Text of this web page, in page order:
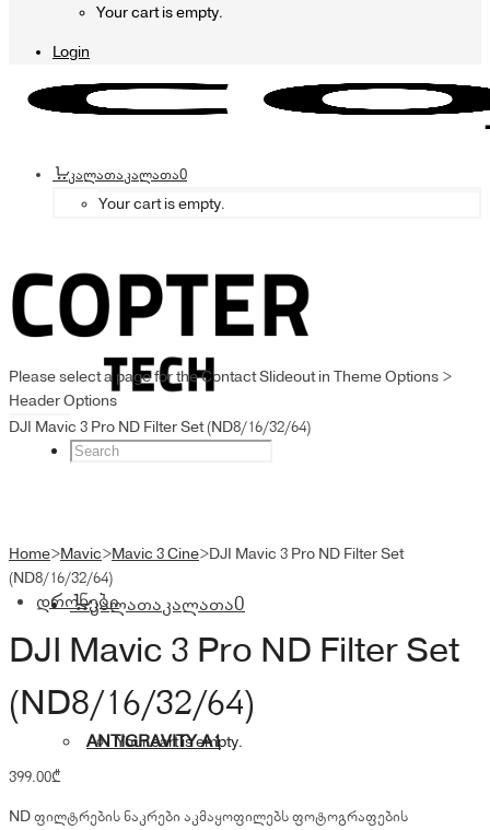
Your cart is empty.
Login
კალათაკალათა0
Your cart is empty.
კალათაკალათა0
Your cart is empty.
დრონები
ANTIGRAVITY A1
Please select a page for the Contact Slideout in Theme Options >
Header Options
DJI Mavic 3 Pro ND Filter Set (ND8/16/32/64)
Home>Mavic>Mavic 3 Cine>DJI Mavic 3 Pro ND Filter Set
(ND8/16/32/64)
DJI Mavic 3 Pro ND Filter Set
(ND8/16/32/64)
399.00₾
ND ფილტრების ნაკრები აკმაყოფილებს ფოტოგრაფების